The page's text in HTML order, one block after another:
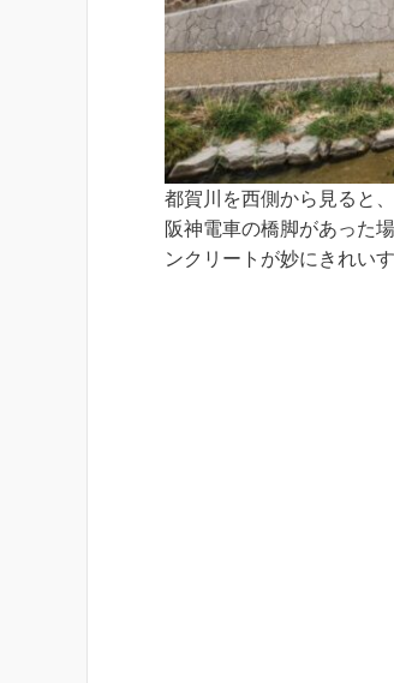
都賀川を西側から見ると
阪神電車の橋脚があった
ンクリートが妙にきれい